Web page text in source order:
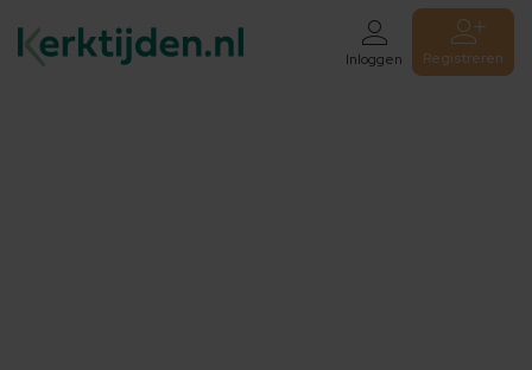
Inloggen Registreren